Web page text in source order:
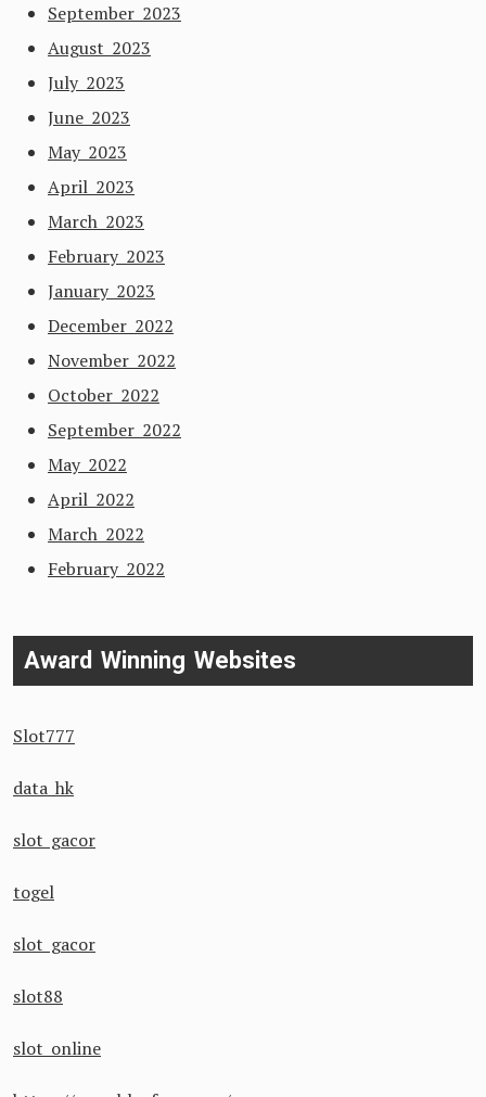
September 2023
August 2023
July 2023
June 2023
May 2023
April 2023
March 2023
February 2023
January 2023
December 2022
November 2022
October 2022
September 2022
May 2022
April 2022
March 2022
February 2022
Award Winning Websites
Slot777
data hk
slot gacor
togel
slot gacor
slot88
slot online